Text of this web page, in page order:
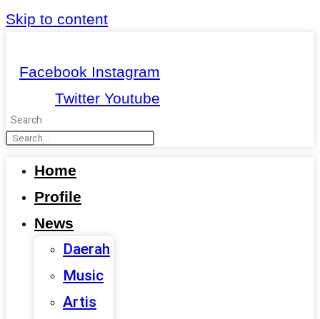
Skip to content
Facebook Instagram
Twitter Youtube
Search
Home
Profile
News
Daerah
Music
Artis